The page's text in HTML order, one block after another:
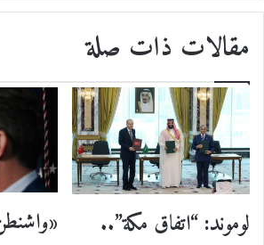
مقالات ذات صلة
لوموند: “اتفاق مكة”..